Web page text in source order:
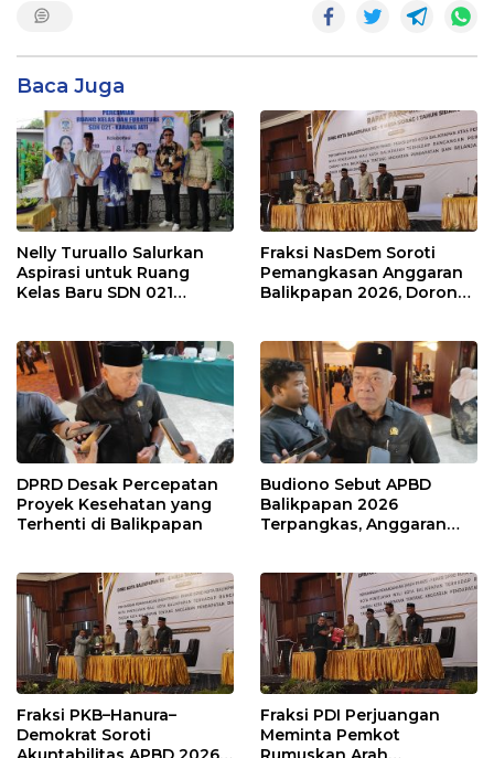
Baca Juga
Nelly Turuallo Salurkan
Aspirasi untuk Ruang
Kelas Baru SDN 021
Fraksi NasDem Soroti
Pemangkasan Anggaran
Balikpapan 2026, Dorong
DPRD Desak Percepatan
Proyek Kesehatan yang
Terhenti di Balikpapan
Budiono Sebut APBD
Balikpapan 2026
Terpangkas, Anggaran
Fraksi PKB–Hanura–
Demokrat Soroti
Fraksi PDI Perjuangan
Meminta Pemkot